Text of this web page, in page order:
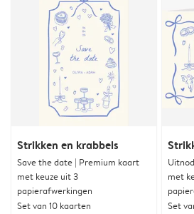
Strikken en krabbels
Save the date | Premium kaart
met keuze uit 3
papierafwerkingen
Set van 10 kaarten
met
Set